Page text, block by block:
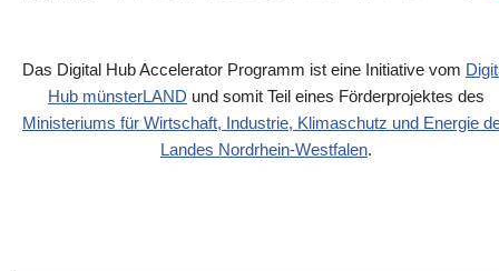
Das Digital Hub Accelerator Programm ist eine Initiative vom
Hub münsterLAND und somit Teil eines Förderprojektes des
Ministeriums für Wirtschaft, Industrie, Klimaschutz und Energie
Landes Nordrhein-Westfalen.